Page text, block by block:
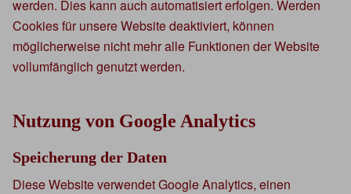
werden. Dies kann auch automatisiert erfolgen. Werden
Cookies für unsere Website deaktiviert, können
möglicherweise nicht mehr alle Funktionen der Website
vollumfänglich genutzt werden.
Nutzung von Google Analytics
Speicherung der Daten
Diese Website verwendet Google Analytics, einen